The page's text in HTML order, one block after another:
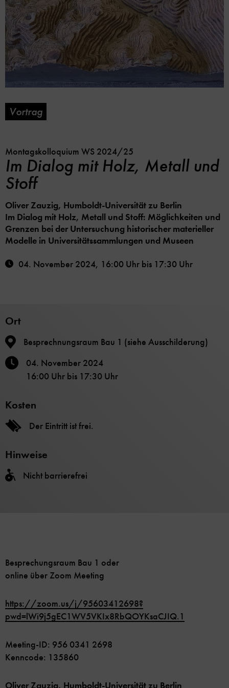
Vortrag
Montagskolloquium WS 2024/25
Im Dialog mit Holz, Metall und
Stoff
Oliver Zauzig, Humboldt-Universität zu Berlin
Im Dialog mit Holz, Metall und Stoff: Möglichkeiten und
Grenzen bei der Untersuchung historischer materieller
Modelle in Universitätssammlungen und Museen
04. November 2024, 16:00 Uhr bis 17:30 Uhr
Ort
Besprechnungsraum Bau 1 (siehe Ausschilderung)
04. November 2024
16:00 Uhr bis 17:30 Uhr
Kosten
Der Eintritt ist frei.
Hinweise
Nicht barrierefrei
Besprechungsraum Bau 1 oder
online über Zoom Meeting
https://zoom.us/j/95603412698?
pwd=lWi9j5gEC1WV5VKIx8RbQOYKsaCJIQ.1
Meeting-ID: 956 0341 2698
Kenncode: 135860